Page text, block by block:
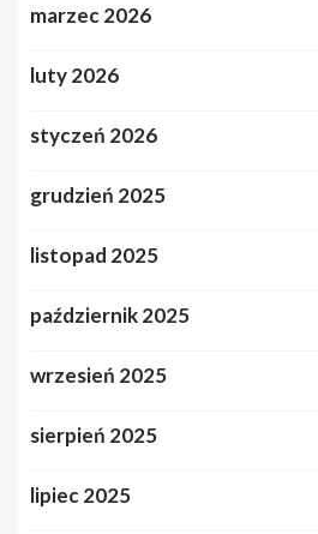
marzec 2026
luty 2026
styczeń 2026
grudzień 2025
listopad 2025
październik 2025
wrzesień 2025
sierpień 2025
lipiec 2025